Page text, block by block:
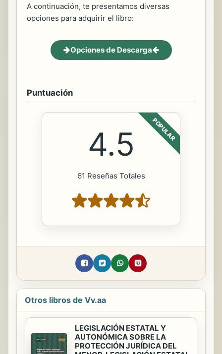
A continuación, te presentamos diversas
opciones para adquirir el libro:
Opciones de Descarga
Puntuación
POPULAR
4.5
61 Reseñas Totales
Otros libros de Vv.aa
LEGISLACIÓN ESTATAL Y
AUTONÓMICA SOBRE LA
PROTECCIÓN JURÍDICA DEL